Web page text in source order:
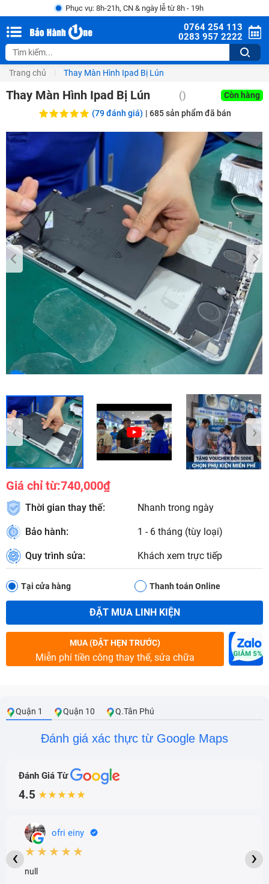
Phục vụ: 8h-21h, CN & ngày lễ từ 8h - 19h
0764 254 113
0283 957 2222
Trang chủ Thay Màn Hình Ipad Bị Lún
Thay Màn Hình Ipad Bị Lún ()
Còn hàng
(79 đánh giá) | 685sản phẩm đã bán
‹ ›
Giá chỉ từ:740,000₫
Thời gian thay thế: Nhanh trong ngày
Bảo hành: 1 - 6 tháng (tùy loại)
Quy trình sửa: Khách xem trực tiếp
Tại cửa hàng Thanh toán Online
ĐẶT MUA LINH KIỆN
MUA (ĐẶT HẸN TRƯỚC)
Miễn phí tiền công thay thế, sửa chữa
Quận 1 Quận 10 Q.Tân Phú
Đánh giá xác thực từ Google Maps
Đánh Giá Từ
4.5 ★★★★★
ofri einy
★★★★★
null
‹ ›